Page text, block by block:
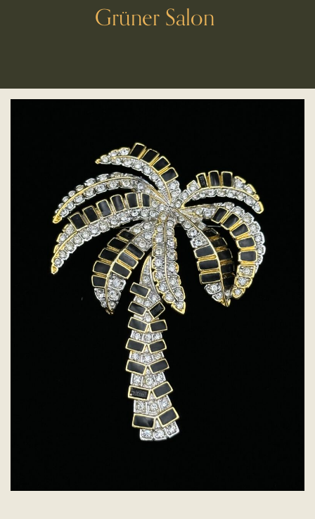
Grüner Salon